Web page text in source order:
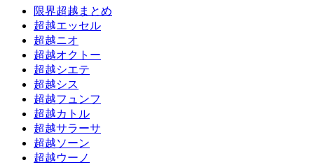
限界超越まとめ
超越エッセル
超越ニオ
超越オクトー
超越シエテ
超越シス
超越フュンフ
超越カトル
超越サラーサ
超越ソーン
超越ウーノ